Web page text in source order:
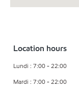
Location hours
Lundi : 7:00 - 22:00
Mardi : 7:00 - 22:00